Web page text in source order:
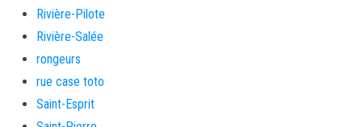
Rivière-Pilote
Rivière-Salée
rongeurs
rue case toto
Saint-Esprit